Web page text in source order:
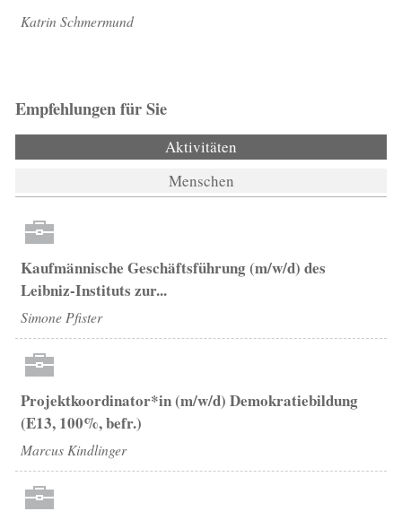
Katrin Schmermund
Empfehlungen für Sie
Aktivitäten
Menschen
Kaufmännische Geschäftsführung (m/w/d) des
Leibniz-Instituts zur...
Simone Pfister
Projektkoordinator*in (m/w/d) Demokratiebildung
(E13, 100%, befr.)
Marcus Kindlinger